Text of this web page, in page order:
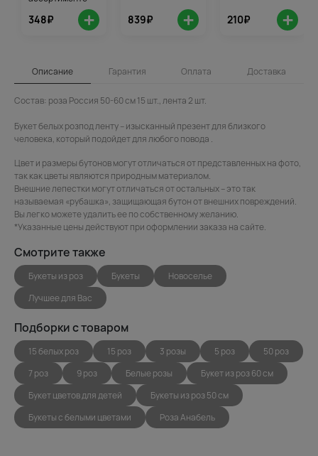
348₽ + 839₽ + 210₽ +
Описание Гарантия Оплата Доставка
Состав: роза Россия 50-60 см 15 шт., лента 2 шт.
Букет белых розпод ленту – изысканный презент для близкого
человека, который подойдет для любого повода .
Цвет и размеры бутонов могут отличаться от представленных на фото,
так как цветы являются природным материалом.
Внешние лепестки могут отличаться от остальных – это так
называемая «рубашка», защищающая бутон от внешних повреждений.
Вы легко можете удалить ее по собственному желанию.
*Указанные цены действуют при оформлении заказа на сайте.
Смотрите также
Букеты из роз Букеты
Новоселье
Лучшее для Вас
Подборки с товаром
15 белых роз 15 роз 3 розы 5 роз
50 роз
7 роз
9 роз Белые розы
Букет из роз 60 см
Букет цветов для детей
Букеты из роз 50 см
Букеты с белыми цветами
Роза Анабель